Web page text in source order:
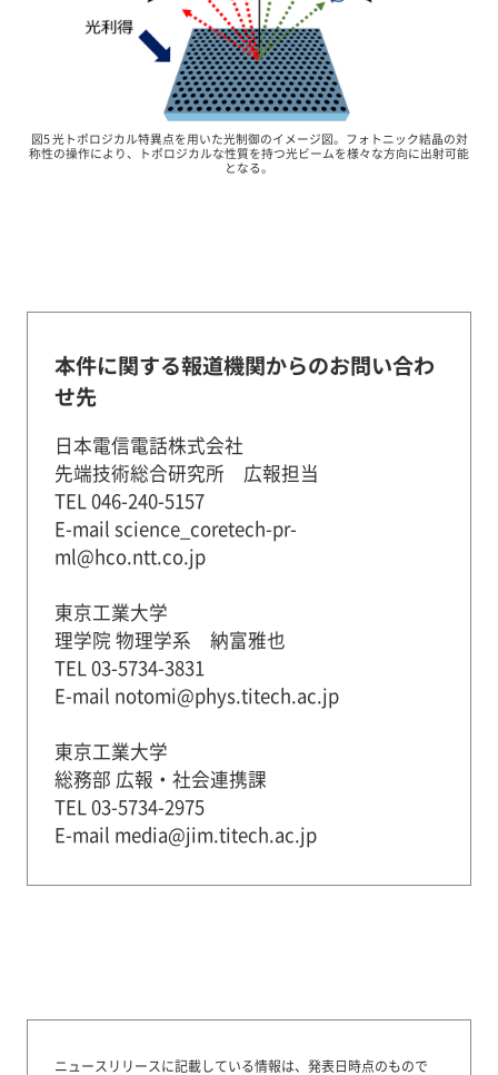
図5 光トポロジカル特異点を用いた光制御のイメージ図。フォトニック結晶の対
称性の操作により、トポロジカルな性質を持つ光ビームを様々な方向に出射可能
となる。
本件に関する報道機関からのお問い合わ
せ先
日本電信電話株式会社
先端技術総合研究所 広報担当
TEL 046-240-5157
E-mail science_coretech-pr-
ml@hco.ntt.co.jp
東京工業大学
理学院 物理学系 納富雅也
TEL 03-5734-3831
E-mail notomi@phys.titech.ac.jp
東京工業大学
総務部 広報・社会連携課
TEL 03-5734-2975
E-mail media@jim.titech.ac.jp
ニュースリリースに記載している情報は、発表日時点のもので